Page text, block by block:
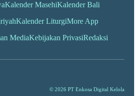
Kalender MasehiKalender Bali
Kalender LiturgiMore App
MediaKebijakan PrivasiRedaksi
© 2026 PT Enkosa Digital Kelola